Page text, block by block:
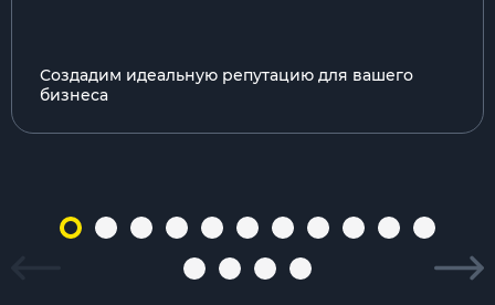
Создадим идеальную репутацию для вашего
бизнеса